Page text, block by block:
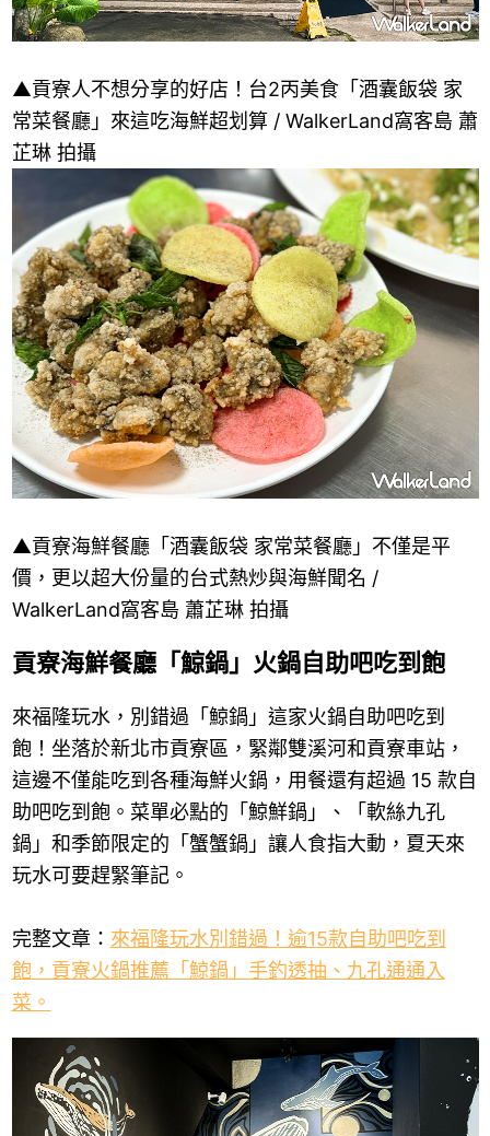
▲貢寮人不想分享的好店！台2丙美食「酒囊飯袋 家
常菜餐廳」來這吃海鮮超划算 / WalkerLand窩客島 蕭
芷琳 拍攝
▲貢寮海鮮餐廳「酒囊飯袋 家常菜餐廳」不僅是平
價，更以超大份量的台式熱炒與海鮮聞名 /
WalkerLand窩客島 蕭芷琳 拍攝
貢寮海鮮餐廳「鯨鍋」火鍋自助吧吃到飽
來福隆玩水，別錯過「鯨鍋」這家火鍋自助吧吃到
飽！坐落於新北市貢寮區，緊鄰雙溪河和貢寮車站，
這邊不僅能吃到各種海鮮火鍋，用餐還有超過 15 款自
助吧吃到飽。菜單必點的「鯨鮮鍋」、「軟絲九孔
鍋」和季節限定的「蟹蟹鍋」讓人食指大動，夏天來
玩水可要趕緊筆記。
完整文章： 來福隆玩水別錯過！逾15款自助吧吃到
飽，貢寮火鍋推薦「鯨鍋」手釣透抽、九孔通通入
菜。